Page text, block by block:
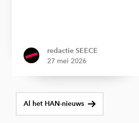
redactie SEECE
27 mei 2026
Al het HAN-nieuws